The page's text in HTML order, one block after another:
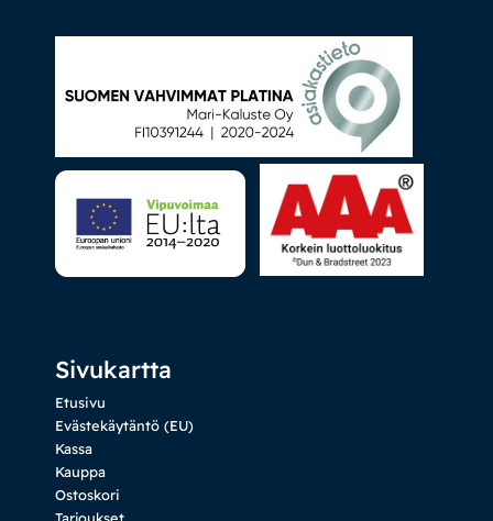
Sivukartta
Etusivu
Evästekäytäntö (EU)
Kassa
Kauppa
Ostoskori